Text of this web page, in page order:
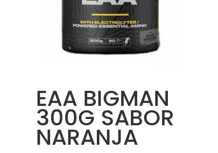
EAA BIGMAN
300G SABOR
NARANJA